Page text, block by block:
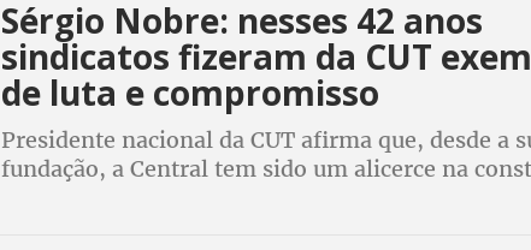
Sérgio Nobre: nesses 42 anos
sindicatos fizeram da CUT
de luta e compromisso
Presidente nacional da CUT afirma que, desde a
fundação, a Central tem sido um alicerce na